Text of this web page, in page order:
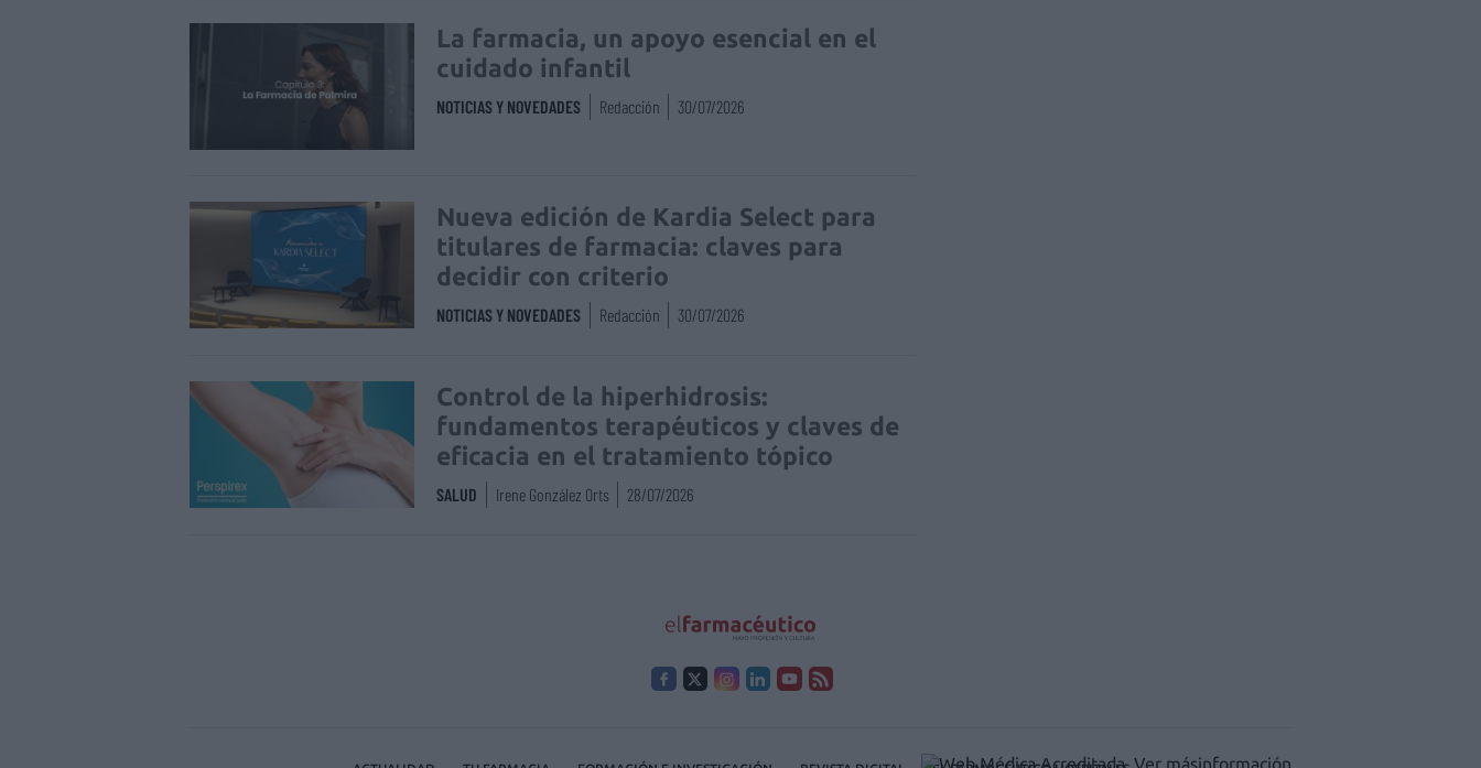
La farmacia, un apoyo esencial en el
cuidado infantil
NOTICIAS Y NOVEDADES Redacción 30/07/2026
Nueva edición de Kardia Select para
titulares de farmacia: claves para
decidir con criterio
NOTICIAS Y NOVEDADES Redacción 30/07/2026
Control de la hiperhidrosis:
fundamentos terapéuticos y claves de
eficacia en el tratamiento tópico
SALUD Irene González Orts 28/07/2026